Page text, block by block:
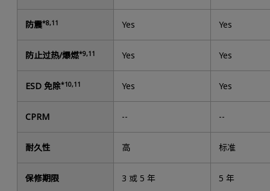
防震*8,11 Yes Yes
防止过热/爆燃*9,11 Yes Yes
ESD 免除*10,11 Yes Yes
CPRM -- --
耐久性 高 标准
保修期限 3 或 5 年 5 年